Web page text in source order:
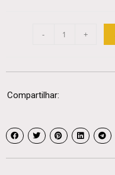
- +
Compartilhar: